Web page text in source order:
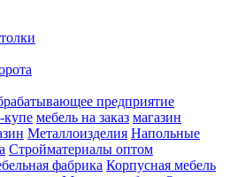
предприятие
мебель на заказ магазин
Металлоизделия Напольные
Стройматериалы оптом
фабрика Корпусная мебель